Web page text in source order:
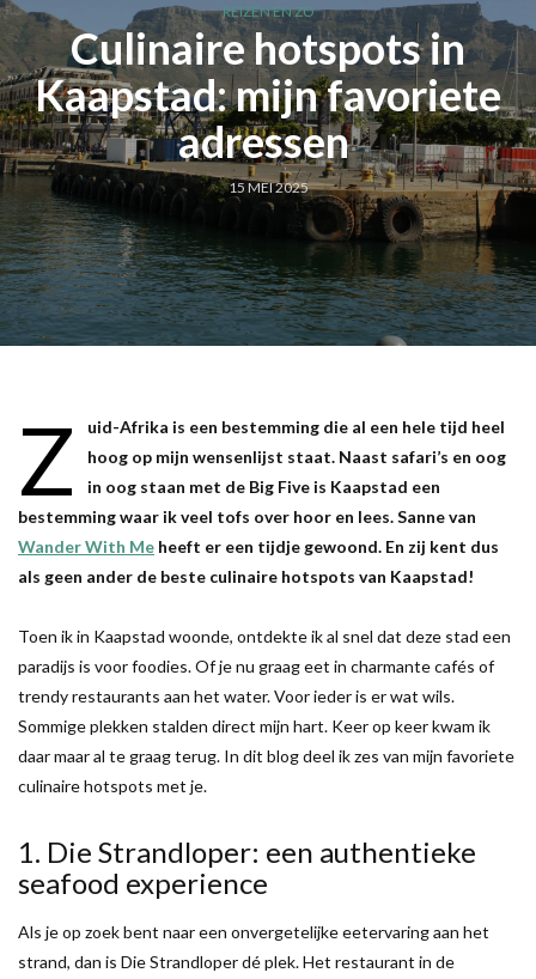
REIZEN EN ZO
Culinaire hotspots in
Kaapstad: mijn favoriete
adressen
15 MEI 2025
Z
uid-Afrika is een bestemming die al een hele tijd heel
hoog op mijn wensenlijst staat. Naast safari’s en oog
in oog staan met de Big Five is Kaapstad een
bestemming waar ik veel tofs over hoor en lees. Sanne van
Wander With Me heeft er een tijdje gewoond. En zij kent dus
als geen ander de beste culinaire hotspots van Kaapstad!
Toen ik in Kaapstad woonde, ontdekte ik al snel dat deze stad een
paradijs is voor foodies. Of je nu graag eet in charmante cafés of
trendy restaurants aan het water. Voor ieder is er wat wils.
Sommige plekken stalden direct mijn hart. Keer op keer kwam ik
daar maar al te graag terug. In dit blog deel ik zes van mijn favoriete
culinaire hotspots met je.
1. Die Strandloper: een authentieke
seafood experience
Als je op zoek bent naar een onvergetelijke eetervaring aan het
strand, dan is Die Strandloper dé plek. Het restaurant in de